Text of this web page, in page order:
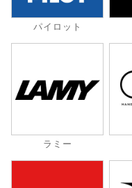
パイロット
ラミー